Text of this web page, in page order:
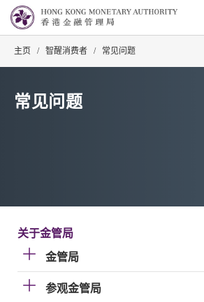
主页 / 智醒消费者 / 常见问题
常见问题
关于金管局
金管局
参观金管局